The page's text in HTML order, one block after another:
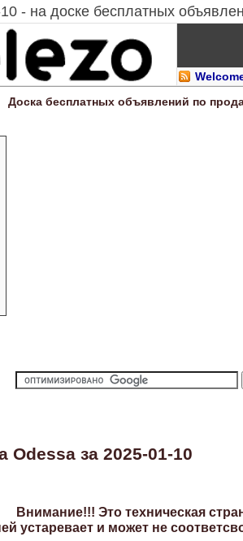
- на доске бесплатных
Доска бесплатных объявлений по
за 2025-01-10
Внимание!!! Это техническая
устаревает и может не